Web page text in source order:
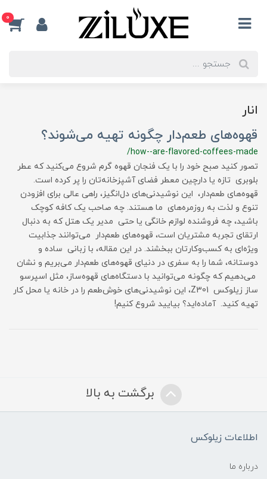
0
انار
قهوه‌های طعم‌دار چگونه تهیه می‌شوند؟
/how--are-flavored-coffees-made
تصور کنید صبح خود را با یک فنجان قهوه گرم شروع می‌کنید که عطر
بلوبری تازه یا دارچین معطر فضای آشپزخانه‌تان را پر کرده است.
قهوه‌های طعم‌دار، این نوشیدنی‌های دل‌انگیز، راهی عالی برای افزودن
تنوع و لذت به روزمره‌های ما هستند. چه صاحب یک کافه کوچک
باشید، چه فروشنده لوازم خانگی یا حتی مدیر یک هتل که به دنبال
ارتقای تجربه مشتریان است، قهوه‌های طعم‌دار می‌توانند جذابیت
ویژه‌ای به کسب‌وکارتان ببخشند. در این مقاله، با زبانی ساده و
دوستانه، شما را به سفری در دنیای قهوه‌های طعم‌دار می‌بریم و نشان
می‌دهیم که چگونه می‌توانید با دستگاه‌های قهوه‌ساز، مثل اسپرسو
ساز زیلوکس Z301، این نوشیدنی‌های خوش‌طعم را در خانه یا محل کار
تهیه کنید. آماده‌اید؟ بیایید شروع کنیم!
برگشت به بالا
اطلاعات زیلوکس
درباره ما